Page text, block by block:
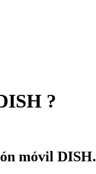
?
móvil DISH.